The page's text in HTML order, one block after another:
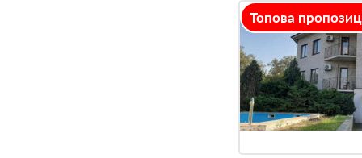
mse2_filter_msoption_xospisyi_molochansk
mse2_filter_msoption_psixonevrologicheskij_internat
mse2_filter_msoption_pansionatyi_dlya_pozhilyix_volnyansk
mse2_filter_msoption_reabilitaczionnyie_czentryi_molochansk
Топова